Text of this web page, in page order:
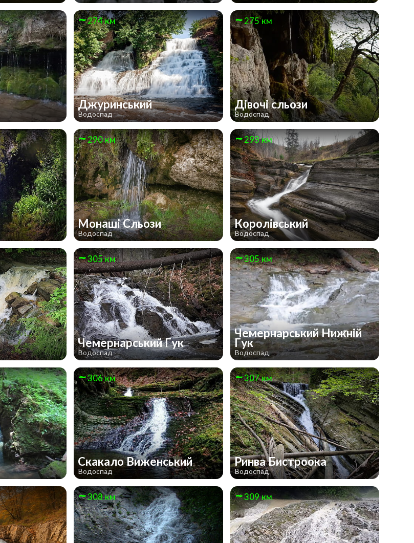
274 км
Джуринський
Водоспад
275 км
Дівочі сльози
Водоспад
290 км
Монаші Сльози
Водоспад
293 км
Королівський
Водоспад
305 км
Чемернарський Гук
Водоспад
305 км
Чемернарський Нижній
Гук
Водоспад
306 км
Скакало Виженський
Водоспад
307 км
Ринва Бистроока
Водоспад
308 км 309 км